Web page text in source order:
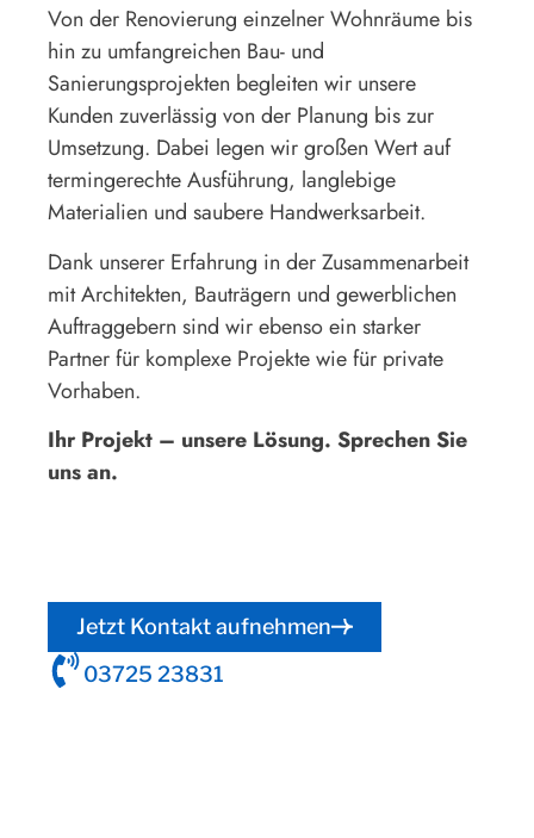
Von der Renovierung einzelner Wohnräume bis
hin zu umfangreichen Bau- und
Sanierungsprojekten begleiten wir unsere
Kunden zuverlässig von der Planung bis zur
Umsetzung. Dabei legen wir großen Wert auf
termingerechte Ausführung, langlebige
Materialien und saubere Handwerksarbeit.
Dank unserer Erfahrung in der Zusammenarbeit
mit Architekten, Bauträgern und gewerblichen
Auftraggebern sind wir ebenso ein starker
Partner für komplexe Projekte wie für private
Vorhaben.
Ihr Projekt – unsere Lösung. Sprechen Sie
uns an.
Jetzt Kontakt aufnehmen
03725 23831